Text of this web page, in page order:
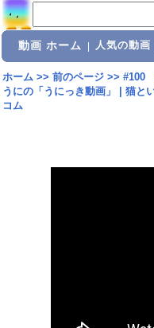
動画 ホーム 人気の動画
ホーム>> 前のページ>> #100
うにの「うにっき動画」 | 猫と
コム